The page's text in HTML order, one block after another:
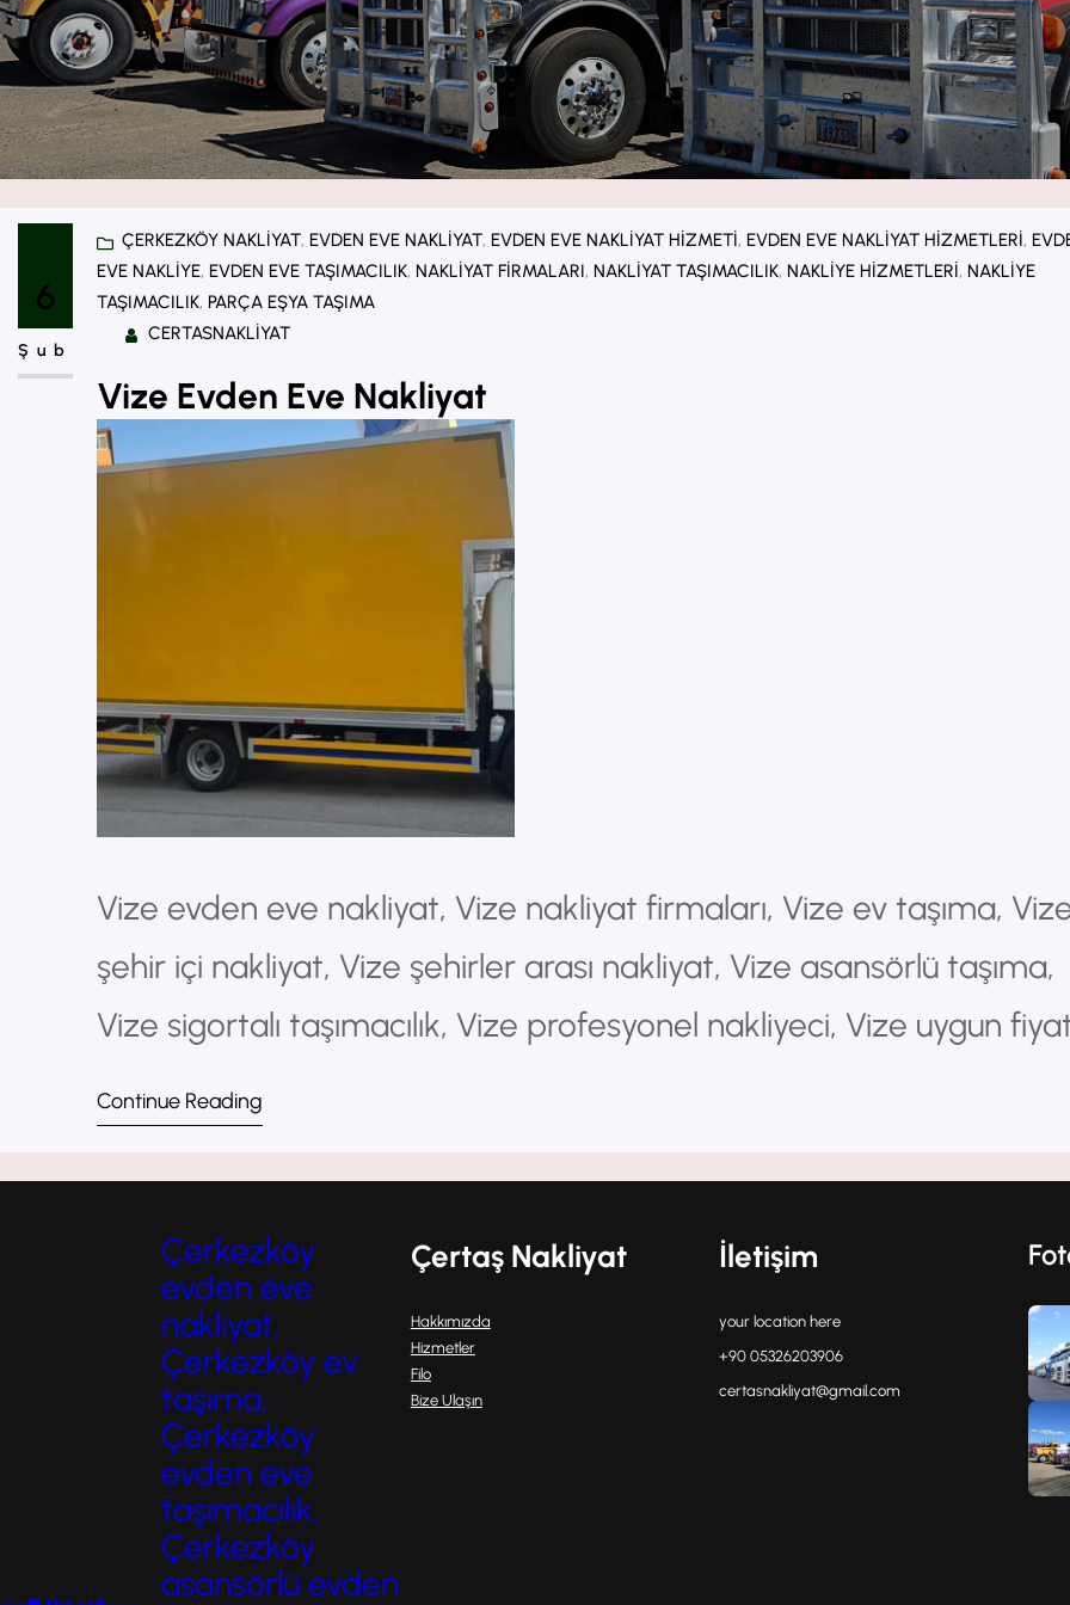
6
Şub
ÇERKEZKÖY NAKLIYAT, EVDEN EVE NAKLIYAT, EVDEN EVE NAKLIYAT HIZMETI, EVDEN EVE NAKLIYAT HIZMETLERI,
EVE NAKLIYE, EVDEN EVE TAŞIMACILIK, NAKLIYAT FIRMALARI, NAKLIYAT TAŞIMACILIK, NAKLIYE HIZMETLERI, NAKLIYE
TAŞIMACILIK, PARÇA EŞYA TAŞIMA
CERTASNAKLIYAT
Vize Evden Eve Nakliyat
Vize evden eve nakliyat, Vize nakliyat firmaları, Vize ev taşıma,
şehir içi nakliyat, Vize şehirler arası nakliyat, Vize asansörlü taşıma,
Vize sigortalı taşımacılık, Vize profesyonel nakliyeci, Vize uygun
nakliyat, Vize güvenilir nakliyat firması, Vize eşya taşıma hizmeti,
Continue Reading
Çerkezköy
evden eve
nakliyat,
Çerkezköy ev
taşıma,
Çerkezköy
evden eve
taşımacılık,
Çerkezköy
asansörlü evden
Çertaş Nakliyat
Hakkımızda
Hizmetler
Filo
Bize Ulaşın
İletişim
your location here
+90 05326203906
certasnakliyat@gmail.com